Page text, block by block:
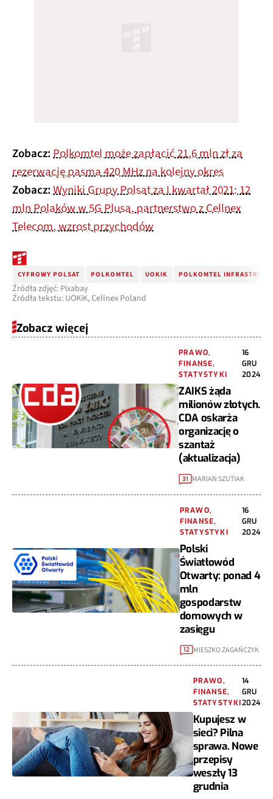
Zobacz:Polkomtel może zapłacić 21,6 mln zł za
rezerwację pasma 420 MHz na kolejny okres
Zobacz:Wyniki Grupy Polsat za I kwartał 2021: 12
mln Polaków w 5G Plusa, partnerstwo z Cellnex
Telecom, wzrost przychodów
CYFROWY POLSAT POLKOMTEL UOKIK POLKOMTEL
Źródła zdjęć: Pixabay
Źródła tekstu: UOKiK, Cellnex Poland
Zobacz więcej
PRAWO,
FINANSE,
STATYSTYKI
16
GRU
2024
ZAIKS żąda
milionów złotych.
CDA oskarża
organizację o
szantaż
(aktualizacja)
31 MARIAN SZUTIAK
PRAWO,
FINANSE,
STATYSTYKI
16
GRU
2024
Polski
Światłowód
Otwarty: ponad 4
mln
gospodarstw
domowych w
zasięgu
12 MIESZKO ZAGAŃCZYK
PRAWO,
FINANSE,
STATYSTYKI
14
GRU
2024
Kupujesz w
sieci? Pilna
sprawa. Nowe
przepisy
weszły 13
grudnia